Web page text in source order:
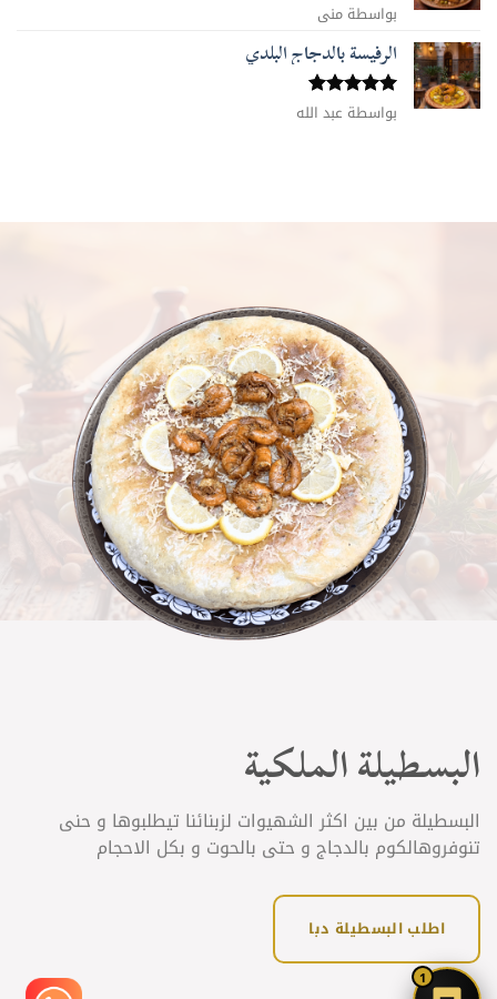
تم التقييم
5من 5
بواسطة منى
الرفيسة بالدجاج البلدي
تم التقييم
5من 5
بواسطة عبد الله
البسطيلة الملكية
البسطيلة من بين اكثر الشهيوات لزبنائنا تيطلبوها و حنى
تنوفروهالكوم بالدجاج و حتى بالحوت و بكل الاحجام
اطلب البسطيلة دبا
1